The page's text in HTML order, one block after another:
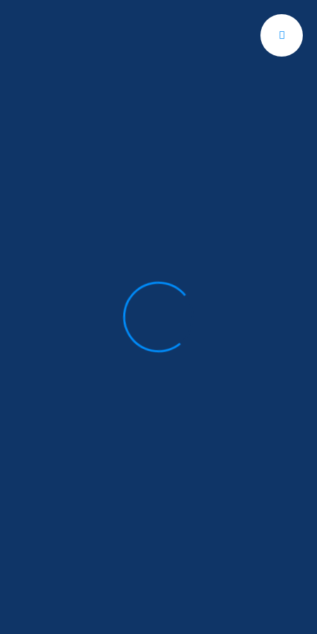
Contáctanos